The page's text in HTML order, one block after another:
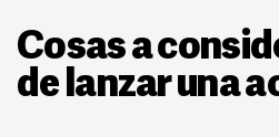
Cosas a
de lanzar una